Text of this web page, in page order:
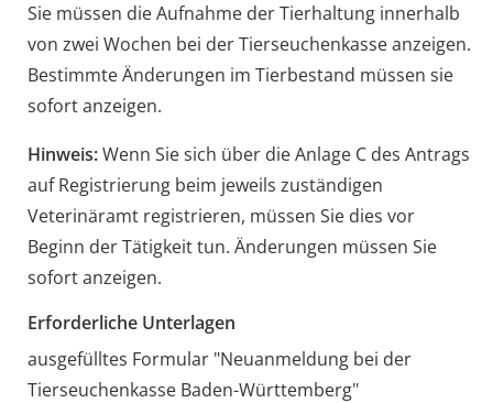
Sie müssen die Aufnahme der Tierhaltung innerhalb
von zwei Wochen bei der Tierseuchenkasse anzeigen.
Bestimmte Änderungen im Tierbestand müssen sie
sofort anzeigen.
Hinweis:Wenn Sie sich über die Anlage C des Antrags
auf Registrierung beim jeweils zuständigen
Veterinäramt registrieren, müssen Sie dies vor
Beginn der Tätigkeit tun. Änderungen müssen Sie
sofort anzeigen.
Erforderliche Unterlagen
ausgefülltes Formular "Neuanmeldung bei der
Tierseuchenkasse Baden-Württemberg"